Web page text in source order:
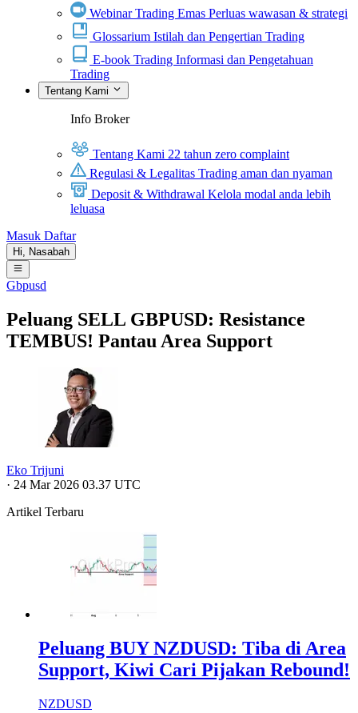
Webinar Trading Emas Perluas wawasan & strategi
Glossarium Istilah dan Pengertian Trading
E-book Trading Informasi dan Pengetahuan
Trading
Tentang Kami
Info Broker
Tentang Kami 22 tahun zero complaint
Regulasi & Legalitas Trading aman dan nyaman
Deposit & Withdrawal Kelola modal anda lebih
leluasa
Masuk Daftar
Hi, Nasabah
Gbpusd
Peluang SELL GBPUSD: Resistance
TEMBUS! Pantau Area Support
Eko Trijuni
· 24 Mar 2026 03.37 UTC
Artikel Terbaru
Peluang BUY NZDUSD: Tiba di Area
Support, Kiwi Cari Pijakan Rebound!
NZDUSD